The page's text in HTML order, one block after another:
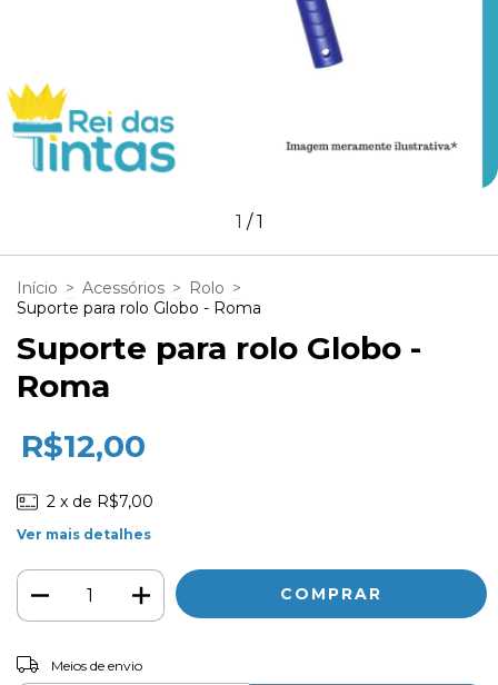
1 /1
Início > Acessórios > Rolo >
Suporte para rolo Globo - Roma
Suporte para rolo Globo -
Roma
R$12,00
2 x de R$7,00
Ver mais detalhes
Entregas para o CEP:
Meios de envio